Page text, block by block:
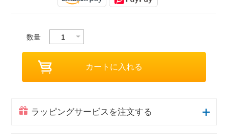
数量
ラッピングサービスを注文する